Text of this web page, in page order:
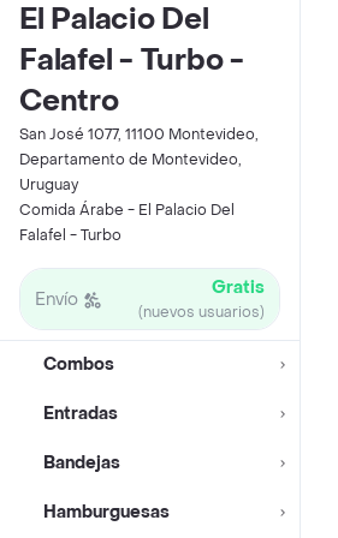
El Palacio Del
Falafel - Turbo -
Centro
San José 1077, 11100 Montevideo,
Departamento de Montevideo,
Uruguay
Comida Árabe - El Palacio Del
Falafel - Turbo
Envío Gratis
(nuevos usuarios)
Combos
Entradas
Bandejas
Hamburguesas